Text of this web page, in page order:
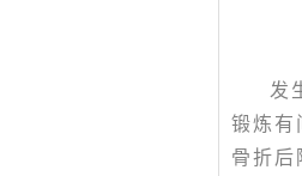
发
锻炼有
骨折